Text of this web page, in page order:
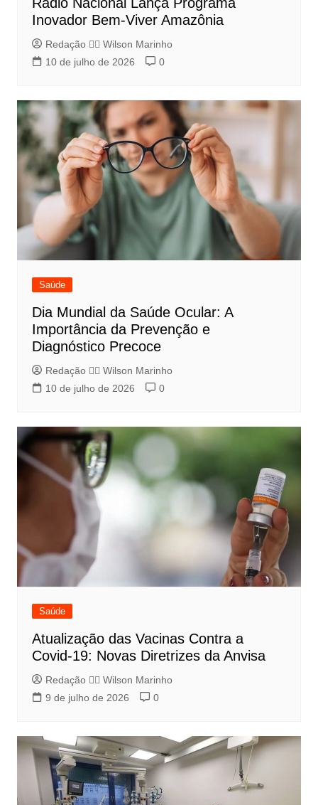
Inovador Bem-Viver Amazônia
Redação 👨‍⚖️​ Wilson Marinho
10 de julho de 2026
0
Saúde
Dia Mundial da Saúde Ocular: A
Importância da Prevenção e
Diagnóstico Precoce
Redação 👨‍⚖️​ Wilson Marinho
10 de julho de 2026
0
Saúde
Atualização das Vacinas Contra a
Covid-19: Novas Diretrizes da Anvisa
Redação 👨‍⚖️​ Wilson Marinho
9 de julho de 2026
0